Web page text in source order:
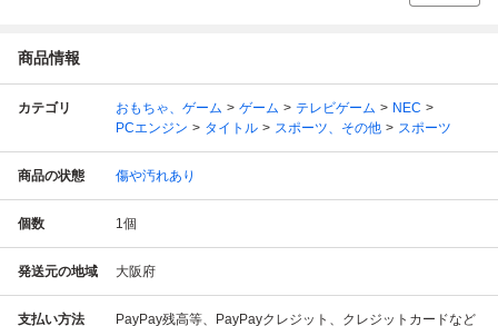
商品情報
カテゴリ おもちゃ、ゲーム ゲーム テレビゲーム
NEC
PCエンジン
タイトル スポーツ、その他 スポーツ
商品の状態 傷や汚れあり
個数 1個
発送元の地域 大阪府
支払い方法 PayPay残高等、PayPayクレジット、クレジットカードなど